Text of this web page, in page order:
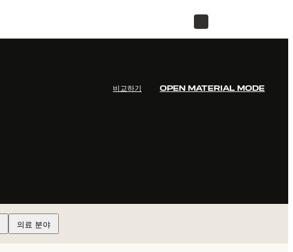
비교하기 OPEN MATERIAL MODE
의료 분야